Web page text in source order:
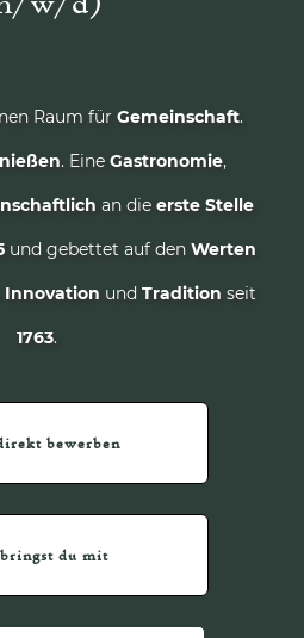
Raum für Gemeinschaft.
. Eine Gastronomie,
an die erste Stelle
und gebettet auf den Werten
Innovation und Tradition seit
1763.
bewerben
du mit